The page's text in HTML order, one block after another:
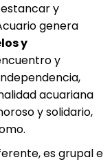
y
genera
y
y
acuariana
y solidario,
es grupal e